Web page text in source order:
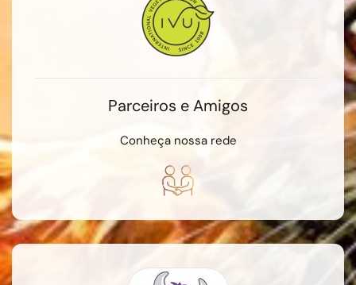
Parceiros e Amigos
Conheça nossa rede